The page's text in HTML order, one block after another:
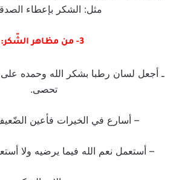
مثل: الشكر بإعطاء
ـ أجعل لسان رطبا بشكر الله وحمده على
تحصى.
– أسارع في الخيرات فأعين
– أستعمل نعم الله فيما يرضيه ولا